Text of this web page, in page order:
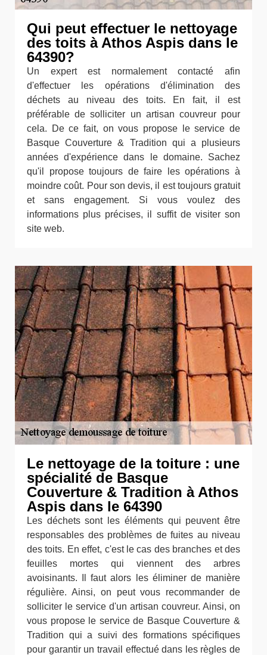
Qui peut effectuer le nettoyage
des toits à Athos Aspis dans le
64390?
Un expert est normalement contacté afin
d'effectuer les opérations d'élimination des
déchets au niveau des toits. En fait, il est
préférable de solliciter un artisan couvreur pour
cela. De ce fait, on vous propose le service de
Basque Couverture & Tradition qui a plusieurs
années d'expérience dans le domaine. Sachez
qu'il propose toujours de faire les opérations à
moindre coût. Pour son devis, il est toujours gratuit
et sans engagement. Si vous voulez des
informations plus précises, il suffit de visiter son
site web.
Le nettoyage de la toiture : une
spécialité de Basque
Couverture & Tradition à Athos
Aspis dans le 64390
Les déchets sont les éléments qui peuvent être
responsables des problèmes de fuites au niveau
des toits. En effet, c'est le cas des branches et des
feuilles mortes qui viennent des arbres
avoisinants. Il faut alors les éliminer de manière
régulière. Ainsi, on peut vous recommander de
solliciter le service d'un artisan couvreur. Ainsi, on
vous propose le service de Basque Couverture &
Tradition qui a suivi des formations spécifiques
pour garantir un travail effectué dans les règles de